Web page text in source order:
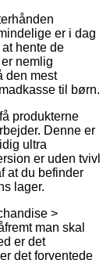
er i dag
hente de
nemlig
den mest
til børn.
produkterne
Denne er
ultra
er uden tvivl
at du befinder
lager.
>
man skal
er det
det forventede